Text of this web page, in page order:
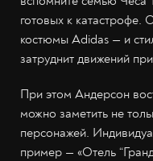
готовых к катастрофе.
костюмы Adidas — и
затруднит движений
При этом Андерсон
можно заметить не
персонажей.
пример — «Отель